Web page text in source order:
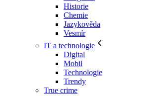
Historie
Chemie
Jazykověda
Vesmír
IT a technologie
Digital
Mobil
Technologie
Trendy
True crime